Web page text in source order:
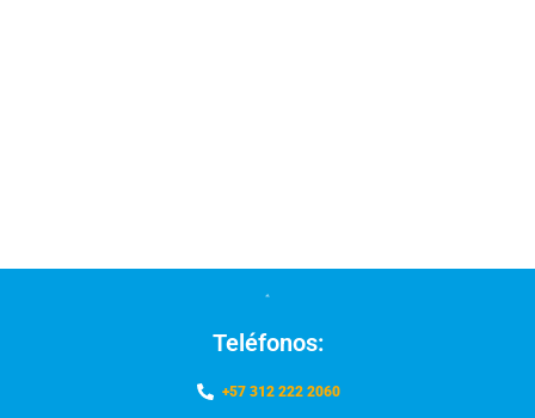
Teléfonos:
+57 312 222 2060